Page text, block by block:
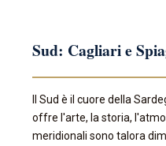
Sud: Cagliari e
Il Sud è il cuore della
offre l'arte, la storia,
meridionali sono talora